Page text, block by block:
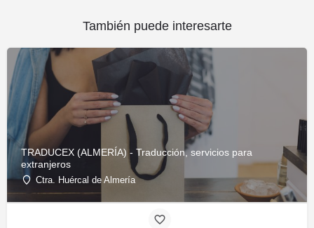
También puede interesarte
TRADUCEX (ALMERÍA) - Traducción, servicios para
extranjeros
Ctra. Huércal de Almería